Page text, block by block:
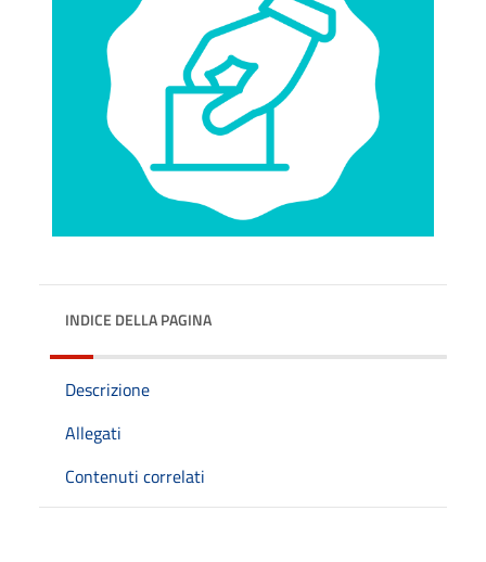
INDICE DELLA PAGINA
Descrizione
Allegati
Contenuti correlati